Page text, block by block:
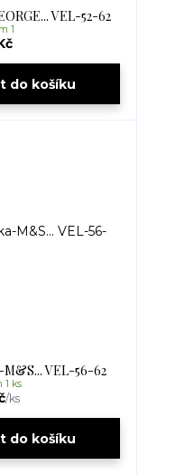
VEL-52-62
1
do košíku
VEL-56-62
/ks
1 ks
do košíku